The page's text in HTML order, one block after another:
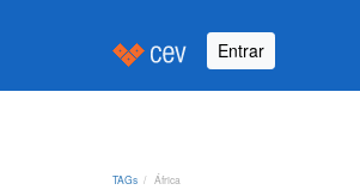
Entrar
TAGs África